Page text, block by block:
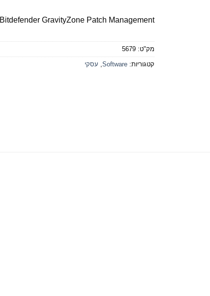
Bitdefender GravityZone Patch Management
מק"ט: 5679
קטגוריות: Software עסקי